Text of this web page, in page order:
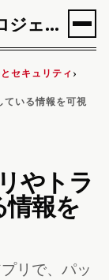
AIBIT - オープンソースプロジェクトの発見
セキュリティ ›
いる情報を可視
やトラ
情報を
リで、パッ